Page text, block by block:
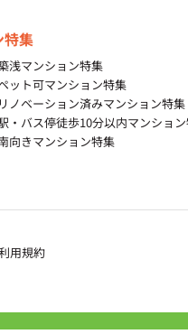
特集
浅マンション特集
ット可マンション特集
ノベーション済みマンション特集
・バス停徒歩10分以内マンショ
向きマンション特集
用規約